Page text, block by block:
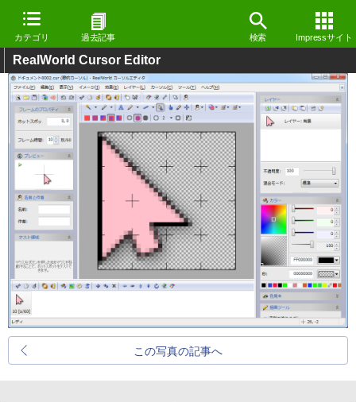
カテゴリ 過去記事 検索 Impressサイト
RealWorld Cursor Editor
この写真の記事へ